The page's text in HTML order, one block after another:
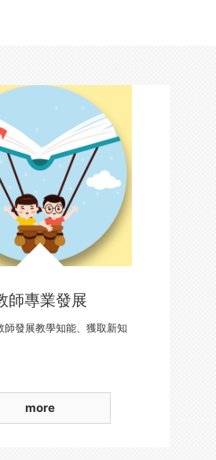
師專業發展
師發展教學知能、獲取新知
more